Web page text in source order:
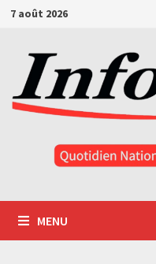
Passer
contenu
7 août 2026
MENU